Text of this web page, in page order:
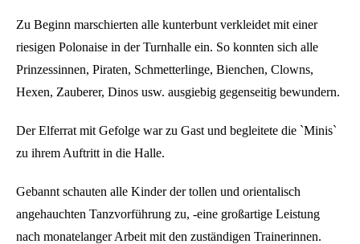
Zu Beginn marschierten alle kunterbunt verkleidet mit einer
riesigen Polonaise in der Turnhalle ein. So konnten sich alle
Prinzessinnen, Piraten, Schmetterlinge, Bienchen, Clowns,
Hexen, Zauberer, Dinos usw. ausgiebig gegenseitig bewundern.
Der Elferrat mit Gefolge war zu Gast und begleitete die `Minis`
zu ihrem Auftritt in die Halle.
Gebannt schauten alle Kinder der tollen und orientalisch
angehauchten Tanzvorführung zu, -eine großartige Leistung
nach monatelanger Arbeit mit den zuständigen Trainerinnen.